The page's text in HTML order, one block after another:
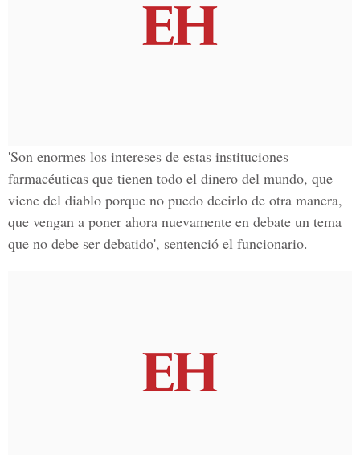
'Son enormes los intereses de estas instituciones
farmacéuticas que tienen todo el dinero del mundo, que
viene del diablo porque no puedo decirlo de otra manera,
que vengan a poner ahora nuevamente en debate un tema
que no debe ser debatido', sentenció el funcionario.